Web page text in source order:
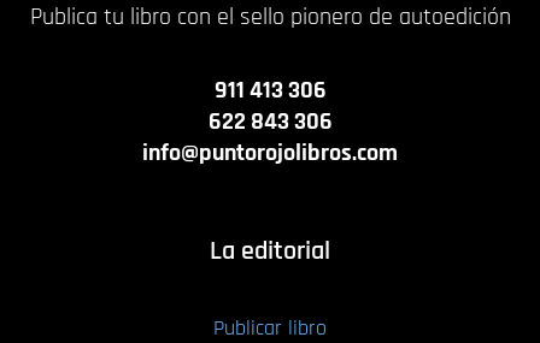
Publica tu libro con el sello pionero de autoedición
911 413 306
622 843 306
info@puntorojolibros.com
La editorial
Publicar libro